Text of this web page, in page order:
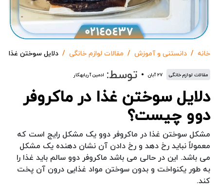
خانه دانستنی و آموزش مقالات لوازم خانگی دلایل سوختن غذا
مقالات لوازم خانگی ۲۷ آبان توسط: ادمین آریابهکار
دلایل سوختن غذا در ماکروفر
دوو چیست؟
مشکل سوختن غذا در ماکروفر دوو یک مشکل رایج است که
معمولاً نباید رخ دهد و رخ دادن آن نشان دهنده یک مشکل
می باشد. این در حالی می باشد ماکروفر دوو سالم باید غذا را
به طور یکنواخت و بدون سوختن مواد غذایی درون آن پخت
کند.